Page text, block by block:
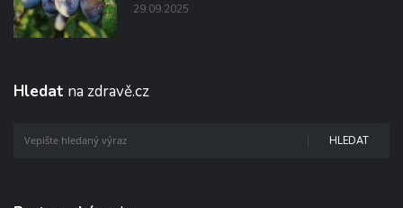
29.09.2025
Hledat na zdravě.cz
HLEDAT